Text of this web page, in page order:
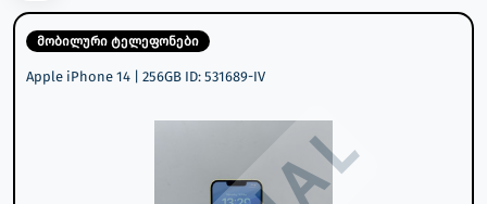
მობილური ტელეფონები
Apple iPhone 14 | 256GB ID: 531689-IV